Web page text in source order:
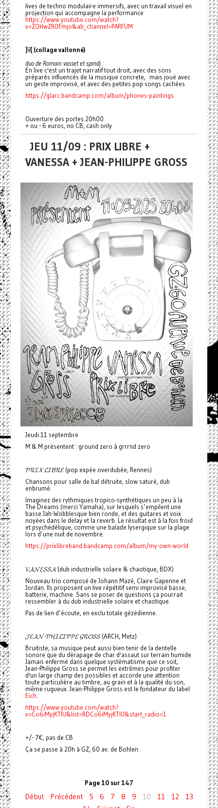
lives de techno modulaire immersifs, avec un travail visuel en
projection qui accompagne la performance
https://www.youtube.com/watch?
v=ZOHwZR0Fmjo&ab_channel=PARFUM
}ï{ (collage vallonné)
duo de Romain vasset et spmdj :
En live c'est un trajet narratif tout droit, avec des sons
préparés influencés de la musique concrete, mais joué avec
un geste improvisé, et avec des petites pop songs cachées
https://glarc.bandcamp.com/album/phones-paintings
Ouverture des portes 20h00
+ ou - 6 euros, no CB, cash only
JEU 11/09 : PRIX LIBRE +
VANESSA + JEAN-PHILIPPE GROSS
Jeudi 11 septembre
M & M présentent : ground zero à grrrnd zero
𝓟𝓡𝓘𝓧 𝓛𝓘𝓑𝓡𝓔 (pop expée overdubée, Rennes)
Chansons pour salle de bal détruite, slow saturé, dub
enbrumé.
Imaginez des rythmiques tropico-synthétiques un peu à la
The Dreams (merci Yamaha), sur lesquels s’empilent une
basse Jah-Wobblesque bien ronde, et des guitares et voix
noyées dans le delay et la reverb. Le résultat est à la fois froid
et psychédélique, comme une balade lysergique sur la plage
lors d’une nuit de novembre.
https://prixlibreband.bandcamp.com/album/my-own-world
𝓥𝓐𝓝𝓔𝓢𝓢𝓐 (dub industrielle solaire & chaotique, BDX)
Nouveau trio composé de Johann Mazé, Claire Gapenne et
Jordan. Ils proposent un live répétitif semi improvisé basse,
batterie, machine. Sans se poser de questions ça pourrait
ressembler à du dub industrielle solaire et chaotique.
Pas de lien d’écoute, en exclu totale gézédienne.
𝓙𝓔𝓐𝓝-𝓟𝓗𝓘𝓛𝓘𝓟𝓟𝓔 𝓖𝓡𝓞𝓢𝓢 (ARCH, Metz)
Bruitiste, sa musique peut aussi bien tenir de la dentelle
sonore que du dérapage de char d'assaut sur terrain humide.
Jamais enfermé dans quelque systématisme que ce soit,
Jean-Philippe Gross se permet les extrêmes pour profiter
d'un large champ des possibles et accorde une attention
toute particulière au timbre, au grain et à la qualité du son,
même rugueux. Jean-Philippe Gross est le fondateur du label
Eich.
https://www.youtube.com/watch?
v=Co6iMyjKTlU&list=RDCo6iMyjKTlU&start_radio=1
+/- 7€, pas de CB
Ça se passe à 20h à GZ, 60 av. de Bohlen.
Page 10 sur 147
Début Précédent 5 6 7 8 9 10 11 12
13